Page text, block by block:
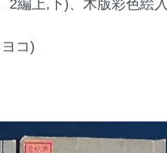
2編上,下)、木版彩色絵入
コ)